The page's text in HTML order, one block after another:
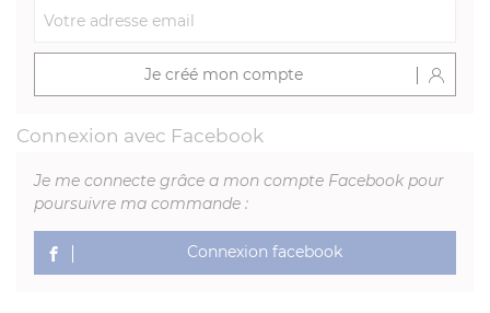
Je créé mon compte
Connexion avec Facebook
Je me connecte grâce a mon compte Facebook pour
poursuivre ma commande :
Connexion facebook